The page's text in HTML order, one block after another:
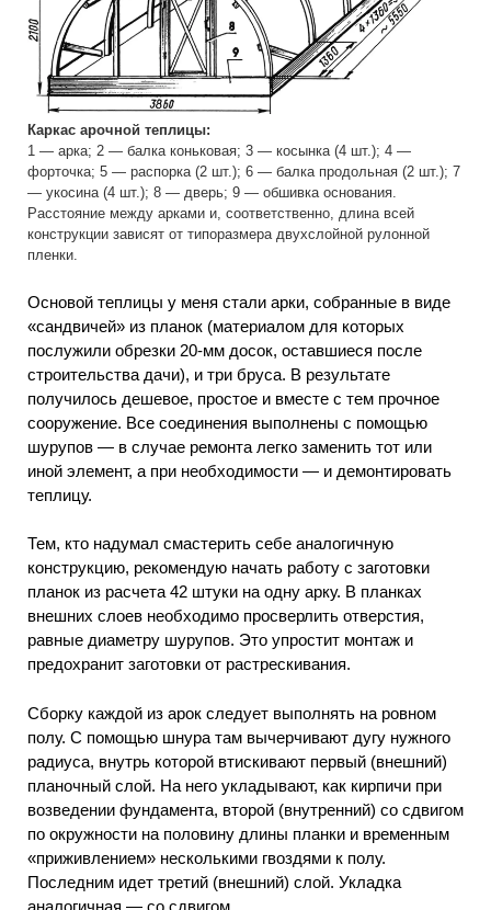
Каркас арочной теплицы:
1 — арка; 2 — балка коньковая; 3 — косынка (4 шт.); 4 —
форточка; 5 — распорка (2 шт.); 6 — балка продольная (2 шт.); 7
— укосина (4 шт.); 8 — дверь; 9 — обшивка основания.
Расстояние между арками и, соответственно, длина всей
конструкции зависят от типоразмера двухслойной рулонной
пленки.
Основой теплицы у меня стали арки, собранные в виде
«сандвичей» из планок (материалом для которых
послужили обрезки 20-мм досок, оставшиеся после
строительства дачи), и три бруса. В результате
получилось дешевое, простое и вместе с тем прочное
сооружение. Все соединения выполнены с помощью
шурупов — в случае ремонта легко заменить тот или
иной элемент, а при необходимости — и демонтировать
теплицу.
Тем, кто надумал смастерить себе аналогичную
конструкцию, рекомендую начать работу с заготовки
планок из расчета 42 штуки на одну арку. В планках
внешних слоев необходимо просверлить отверстия,
равные диаметру шурупов. Это упростит монтаж и
предохранит заготовки от растрескивания.
Сборку каждой из арок следует выполнять на ровном
полу. С помощью шнура там вычерчивают дугу нужного
радиуса, внутрь которой втискивают первый (внешний)
планочный слой. На него укладывают, как кирпичи при
возведении фундамента, второй (внутренний) со сдвигом
по окружности на половину длины планки и временным
«приживлением» несколькими гвоздями к полу.
Последним идет третий (внешний) слой. Укладка
аналогичная — со сдвигом.